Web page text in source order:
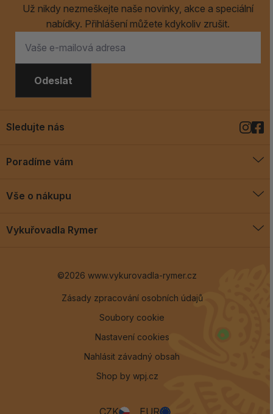
Už nikdy nezmeškejte naše novinky, akce a speciální
nabídky. Přihlášení můžete kdykoliv zrušit.
Odeslat
Poradíme vám
Blog
Vše o nákupu
Vykuřovadla Rymer
Sledujte nás
©2026 www.vykurovadla-rymer.cz
Zásady zpracování osobních údajů
Soubory cookie
Nastavení cookies
Nahlásit závadný obsah
Shop by wpj.cz
CZK EUR